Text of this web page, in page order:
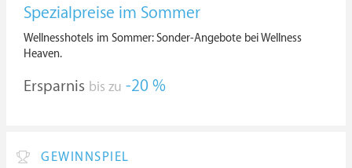
Spezialpreise im Sommer
Wellnesshotels im Sommer: Sonder-Angebote bei Wellness
Heaven.
Ersparnis bis zu -20 %
GEWINNSPIEL